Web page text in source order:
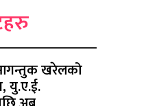
खरेलको
यु.ए.ई.